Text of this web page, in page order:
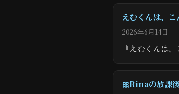
えむくんは、
2026年6月14日
『えむくんは
🎀Rinaの放課